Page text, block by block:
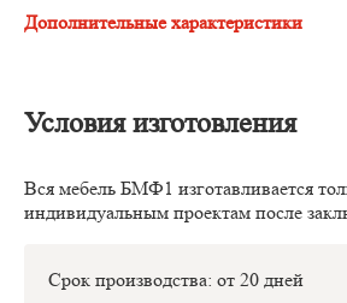
Дополнительные характеристики
Условия изготовления
Вся мебель БМФ1 изготавливается
индивидуальным проектам после
Срок производства: от 20 дней